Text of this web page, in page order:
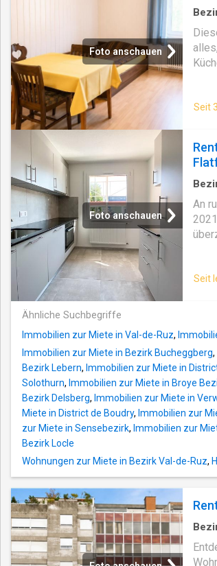
Foto anschauen
für
Seit
Foto anschauen
An
plan
Seit
Ähnliche Suchbegriffe
Immobilien zur Miete in Val-de-Ruz,
Immobilien zur Miete in Bezirk Bucheggberg,
Bezirk Lebern, Immobilien zur Miete in
Solothurn, Immobilien zur Miete in Broye
Bezirk Delsberg, Immobilien zur Miete in
Miete in District de Boudry, Immobilien zur
zur Miete in Sensebezirk, Immobilien zur
Bezirk Locle
Wohnungen zur Miete in Bezirk Val-de-Ruz,